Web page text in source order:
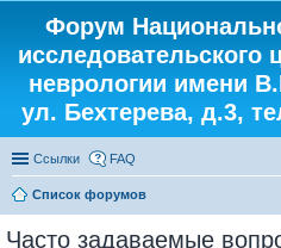
Форум
исследовательского
неврологии имени
ул. Бехтерева, д.3,
Ссылки FAQ
Список форумов
Часто задаваемые